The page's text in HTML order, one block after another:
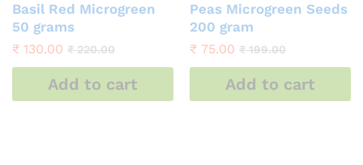
Basil Red Microgreen
50 grams
₹ 130.00 ₹220.00
Add to cart
Peas Microgreen Seeds
200 gram
₹ 75.00 ₹199.00
Add to cart